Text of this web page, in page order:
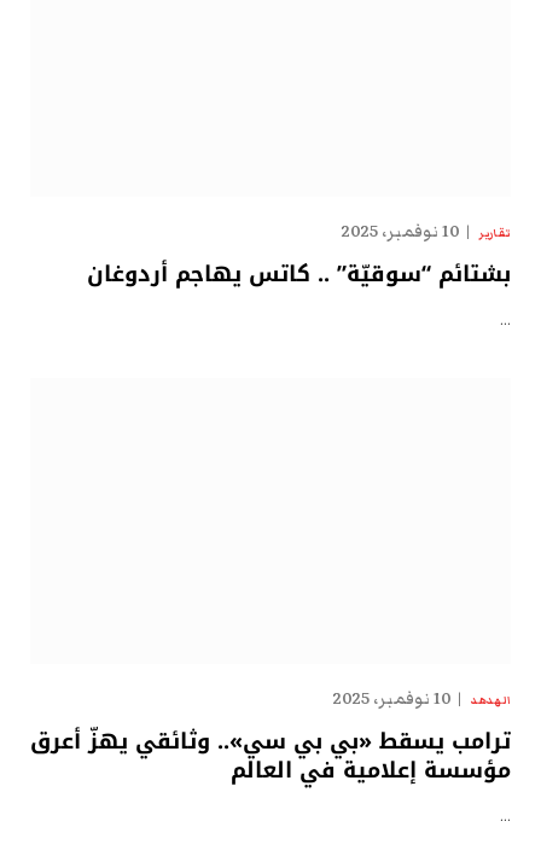
تقارير 10 نوفمبر، 2025
بشتائم “سوقيّة” .. كاتس يهاجم أردوغان
…
الهدهد 10 نوفمبر، 2025
ترامب يسقط «بي بي سي».. وثائقي يهزّ أعرق
مؤسسة إعلامية في العالم
…